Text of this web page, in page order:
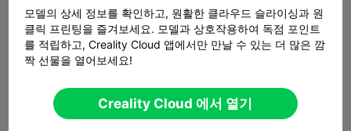
모델의 상세 정보를 확인하고, 원활한 클라우드 슬라이싱과 원
클릭 프린팅을 즐겨보세요. 모델과 상호작용하여 독점 포인트
를 적립하고, Creality Cloud 앱에서만 만날 수 있는 더 많은 깜
짝 선물을 열어보세요!
Creality Cloud 에서 열기